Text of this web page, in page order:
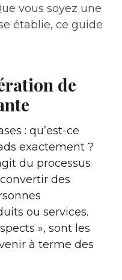
vous soyez une
établie, ce guide
de
: qu’est-ce
exactement ?
du processus
des
ou services.
», sont les
à terme des